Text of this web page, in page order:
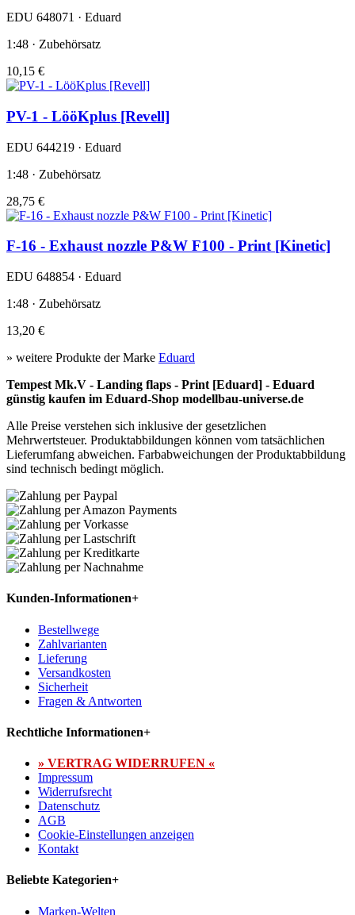
EDU 648071 · Eduard
1:48 · Zubehörsatz
10,15 €
PV-1 - LööKplus [Revell]
EDU 644219 · Eduard
1:48 · Zubehörsatz
28,75 €
F-16 - Exhaust nozzle P&W F100 - Print [Kinetic]
EDU 648854 · Eduard
1:48 · Zubehörsatz
13,20 €
» weitere Produkte der Marke Eduard
Tempest Mk.V - Landing flaps - Print [Eduard] - Eduard
günstig kaufen im Eduard-Shop modellbau-universe.de
Alle Preise verstehen sich inklusive der gesetzlichen
Mehrwertsteuer. Produktabbildungen können vom tatsächlichen
Lieferumfang abweichen. Farbabweichungen der Produktabbildung
sind technisch bedingt möglich.
Kunden-Informationen+
Bestellwege
Zahlvarianten
Lieferung
Versandkosten
Sicherheit
Fragen & Antworten
Rechtliche Informationen+
» VERTRAG WIDERRUFEN «
Impressum
Widerrufsrecht
Datenschutz
AGB
Cookie-Einstellungen anzeigen
Kontakt
Beliebte Kategorien+
Marken-Welten